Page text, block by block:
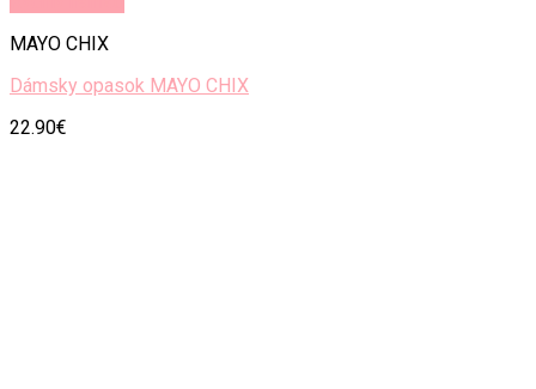
MAYO CHIX
Dámsky opasok MAYO CHIX
22.90€